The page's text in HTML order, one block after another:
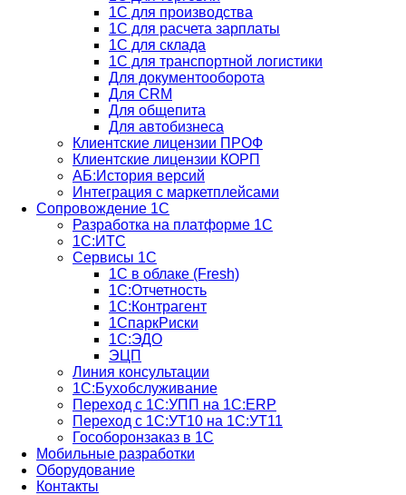
1С для производства
1C для расчета зарплаты
1С для склада
1С для транспортной логистики
Для документооборота
Для CRM
Для общепита
Для автобизнеса
Клиентские лицензии ПРОФ
Клиентские лицензии КОРП
АБ:История версий
Интеграция с маркетплейсами
Сопровождение 1С
Разработка на платформе 1С
1С:ИТС
Сервисы 1С
1С в облаке (Fresh)
1С:Отчетность
1С:Контрагент
1СпаркРиски
1С:ЭДО
ЭЦП
Линия консультации
1С:Бухобслуживание
Переход с 1С:УПП на 1С:ERP
Переход с 1С:УТ10 на 1С:УТ11
Гособоронзаказ в 1С
Мобильные разработки
Оборудование
Контакты